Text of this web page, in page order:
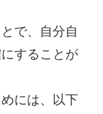
で、自分自
することが
には、以下